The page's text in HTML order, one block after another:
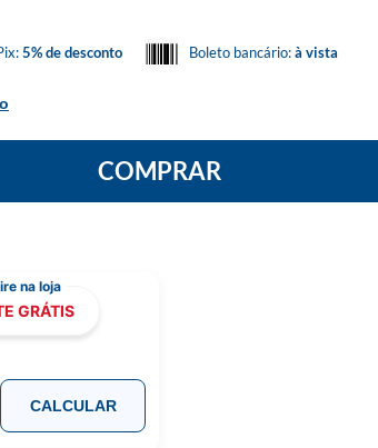
5% de desconto Boleto bancário:à vista
COMPRAR
GRÁTIS
CALCULAR